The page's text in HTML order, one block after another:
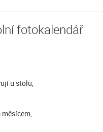
fotokalendář
u stolu,